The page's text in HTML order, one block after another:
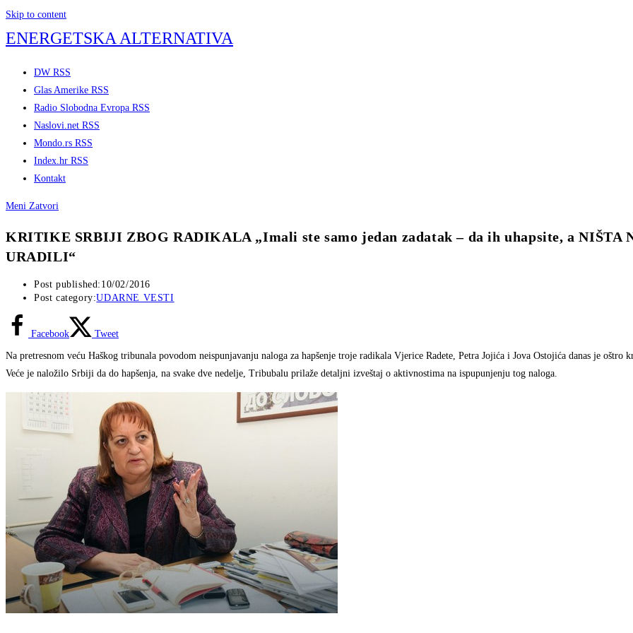
Skip to content
ENERGETSKA ALTERNATIVA
DW RSS
Glas Amerike RSS
Radio Slobodna Evropa RSS
Naslovi.net RSS
Mondo.rs RSS
Index.hr RSS
Kontakt
Meni Zatvori
KRITIKE SRBIJI ZBOG RADIKALA „Imali ste samo jedan zadatak – da ih uhapsite, a NIŠTA
URADILI“
Post published: 10/02/2016
Post category:UDARNE VESTI
Facebook Tweet
Na pretresnom veću Haškog tribunala povodom neispunjavanju naloga za hapšenje troje radikala Vjerice Radete, Petra Jojića i Jova Ostojića danas je oštro
Veće je naložilo Srbiji da do hapšenja, na svake dve nedelje, Tribubalu prilaže detaljni izveštaj o aktivnostima na ispupunjenju tog naloga.